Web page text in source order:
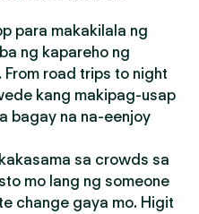
para makakilala ng
ng kapareho ng
From road trips to night
kang makipag-usap
bagay na na-eenjoy
sa crowds sa
mo lang ng someone
change gaya mo. Higit